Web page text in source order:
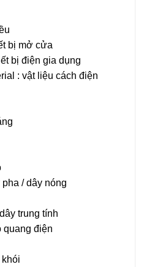
bị mở cửa
bị điện gia dụng
: vật liệu cách điện
/ dây nóng
trung tính
quang điện